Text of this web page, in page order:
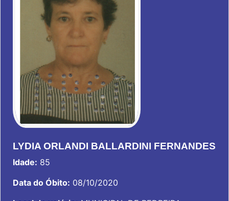
LYDIA ORLANDI BALLARDINI FERNANDES
Idade: 85
Data do Óbito: 08/10/2020